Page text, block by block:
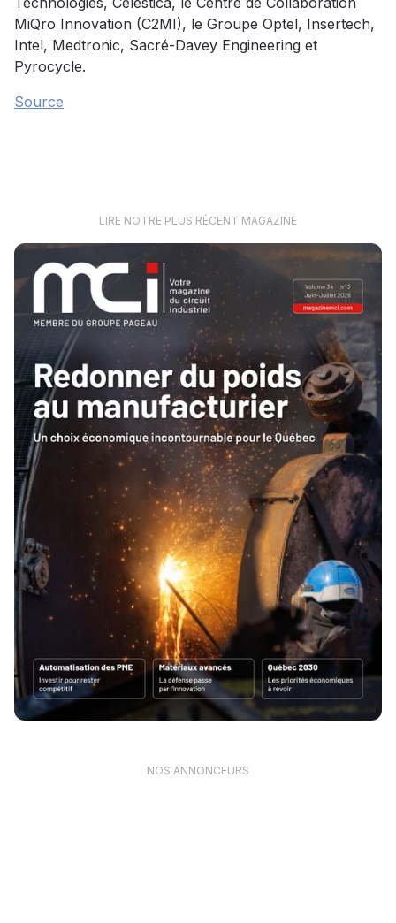
MiQro Innovation (C2MI), le Groupe Optel, Insertech,
Intel, Medtronic, Sacré-Davey Engineering et
Pyrocycle.
Source
LIRE NOTRE PLUS RÉCENT MAGAZINE
NOS ANNONCEURS